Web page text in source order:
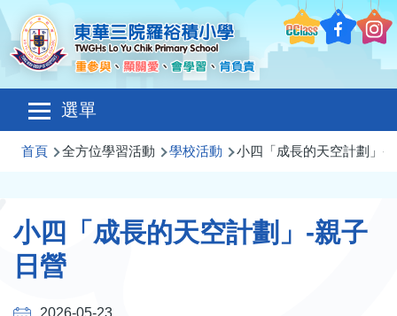
移至主內容
選單
Main
navigation
導
結
首頁 全方位學習活動 學校活動 小四「成長的天空計劃」-
小四「成長的天空計劃」-親子
日營
2026-05-23